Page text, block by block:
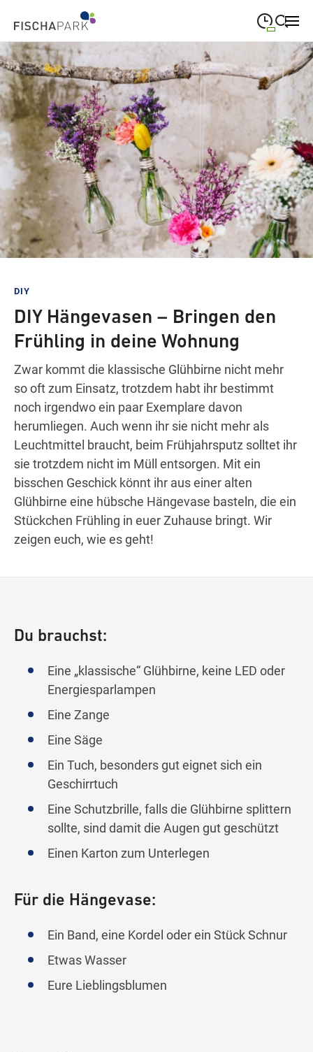
Suche schließen
Montag
MONTAG
Dienstag
DIENSTAG 09:00 19:00
Mittwoch
MITTWOCH 09:00 19:00
Donnerstag
DONNERSTAG 09:00 —19:00
Freitag
FREITAG 09:00— 19:00
Samstag
SAMSTAG Heute geschlossen
Wegbeschreibung
DIY
DIY Hängevasen – Bringen den
Frühling in deine Wohnung
Zwar kommt die klassische Glühbirne nicht mehr
so oft zum Einsatz, trotzdem habt ihr bestimmt
noch irgendwo ein paar Exemplare davon
herumliegen. Auch wenn ihr sie nicht mehr als
Leuchtmittel braucht, beim Frühjahrsputz solltet ihr
sie trotzdem nicht im Müll entsorgen. Mit ein
bisschen Geschick könnt ihr aus einer alten
Glühbirne eine hübsche Hängevase basteln, die ein
Stückchen Frühling in euer Zuhause bringt. Wir
zeigen euch, wie es geht!
Du brauchst:
Eine „klassische“ Glühbirne, keine LED oder
Energiesparlampen
Eine Zange
Eine Säge
Ein Tuch, besonders gut eignet sich ein
Geschirrtuch
Eine Schutzbrille, falls die Glühbirne splittern
sollte, sind damit die Augen gut geschützt
Einen Karton zum Unterlegen
Für die Hängevase:
Ein Band, eine Kordel oder ein Stück Schnur
Etwas Wasser
Eure Lieblingsblumen